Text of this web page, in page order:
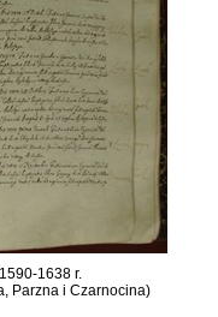
1638 r.
Parzna i Czarnocina)